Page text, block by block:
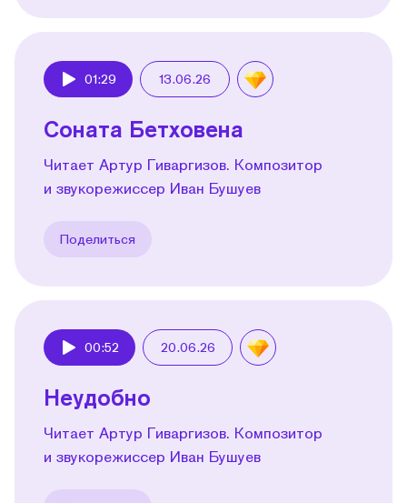
01:29 13.06.26
Соната Бетховена
Читает Артур Гиваргизов. Композитор
и звукорежиссер Иван Бушуев
Поделиться
00:52 20.06.26
Неудобно
Читает Артур Гиваргизов. Композитор
и звукорежиссер Иван Бушуев